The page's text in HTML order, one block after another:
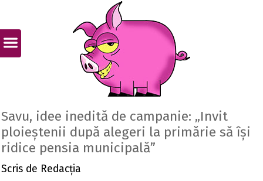
Savu, idee inedită de campanie: „Invit
ploieștenii după alegeri la primărie să își
ridice pensia municipală”
Scris de Redacția